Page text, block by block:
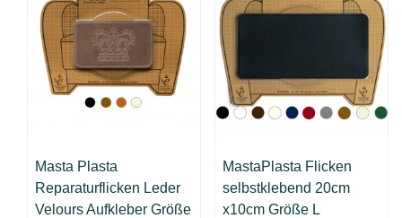
Masta Plasta
Reparaturflicken Leder
Velours Aufkleber Größe
MastaPlasta Flicken
selbstklebend 20cm
x10cm Größe L